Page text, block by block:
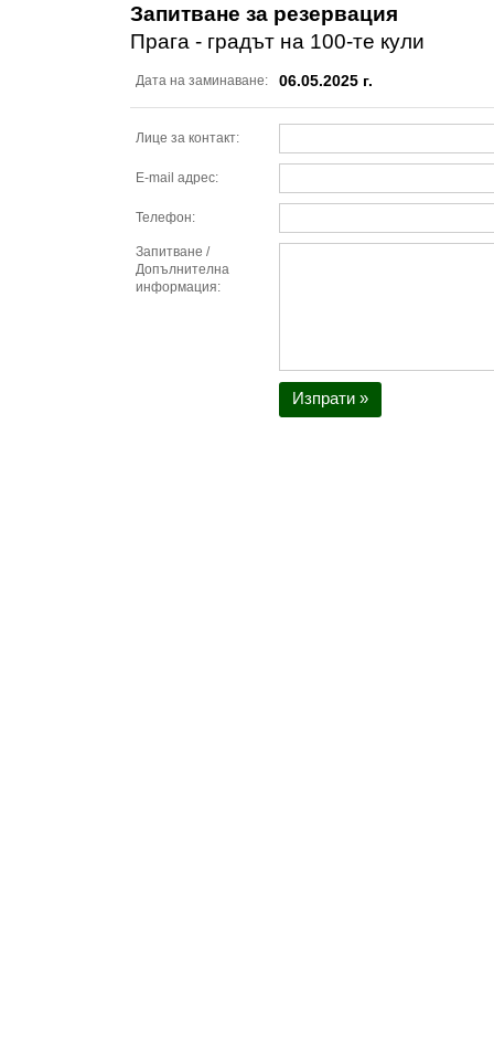
Запитване за резервация
Прага - градът на 100-те кули
Дата на заминаване: 06.05.2025 г.
Лице за контакт:
E-mail адрес:
Телефон:
Запитване /
Допълнителна
информация:
Изпрати »